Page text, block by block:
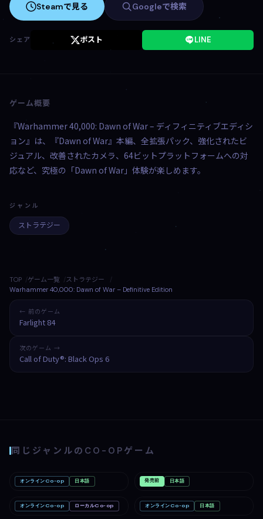
Steamで見る Googleで検索
シェア ポスト LINE
ゲーム概要
『Warhammer 40,000: Dawn of War – ディフィニティブエディシ
ョン』は、『Dawn of War』本編、全拡張パック、強化されたビ
ジュアル、改善されたカメラ、64ビットプラットフォームへの対
応など、究極の「Dawn of War」体験が楽しめます。
ジャンル
ストラテジー
TOP ゲーム一覧
ストラテジー
Warhammer 40,000: Dawn of War – Definitive Edition
← 前のゲーム
Farlight 84
次のゲーム →
Call of Duty®: Black Ops 6
同じジャンルのCO-OPゲーム
Romestead
オンラインCo-op 日本語 Hellcard II
発売前 日本語
Linux
An Easter to Remember
オンラインCo-op ローカルCo-op HellBorn
オンラインCo-op 日本語